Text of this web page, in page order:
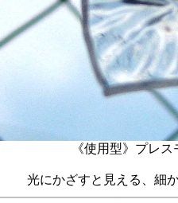
《使用型》プレ
光にかざすと見える、細